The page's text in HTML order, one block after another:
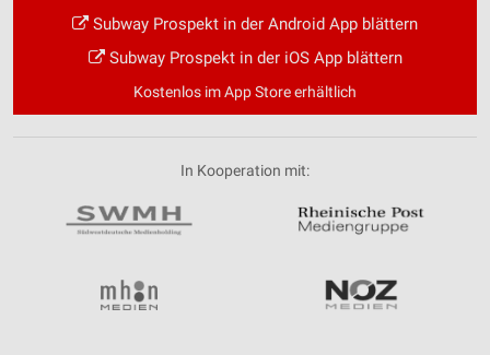
Subway Prospekt in der Android App blättern
Subway Prospekt in der iOS App blättern
Kostenlos im App Store erhältlich
In Kooperation mit: